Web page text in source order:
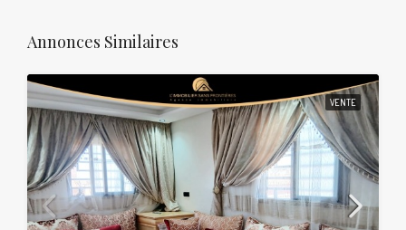
Annonces Similaires
VENTE